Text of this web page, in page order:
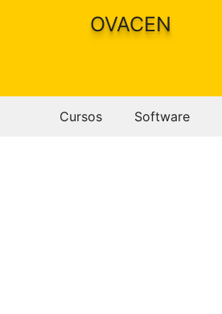
OVACEN
Cursos Software